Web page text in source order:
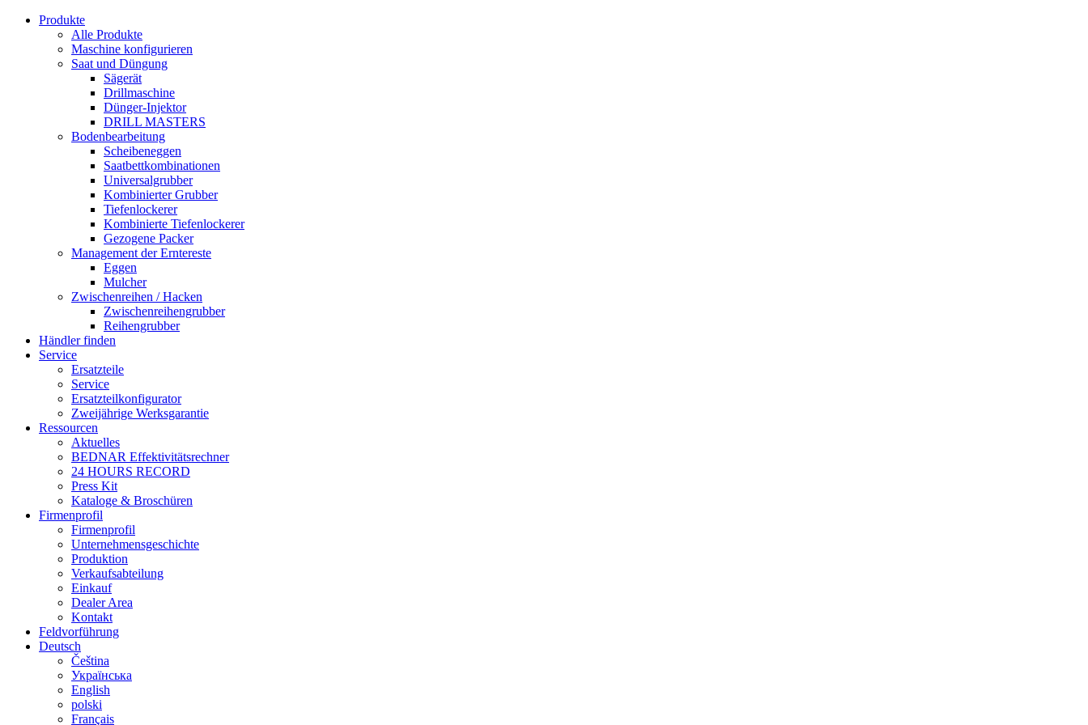
Produkte
Alle Produkte
Maschine konfigurieren
Saat und Düngung
Sägerät
Drillmaschine
Dünger-Injektor
DRILL MASTERS
Bodenbearbeitung
Scheibeneggen
Saatbettkombinationen
Universalgrubber
Kombinierter Grubber
Tiefenlockerer
Kombinierte Tiefenlockerer
Gezogene Packer
Management der Erntereste
Eggen
Mulcher
Zwischenreihen / Hacken
Zwischenreihengrubber
Reihengrubber
Händler finden
Service
Ersatzteile
Service
Ersatzteilkonfigurator
Zweijährige Werksgarantie
Ressourcen
Aktuelles
BEDNAR Effektivitätsrechner
24 HOURS RECORD
Press Kit
Kataloge & Broschüren
Firmenprofil
Firmenprofil
Unternehmensgeschichte
Produktion
Verkaufsabteilung
Einkauf
Dealer Area
Kontakt
Feldvorführung
Deutsch
Čeština
Українська
English
polski
Français